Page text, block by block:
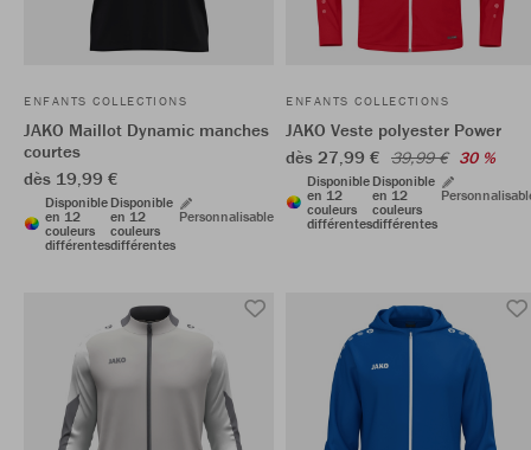
ENFANTS COLLECTIONS
JAKO Maillot Dynamic manches
courtes
dès 19,99 €
Disponible
en 12
couleurs
différentes
Disponible
en 12
couleurs
différentes
Personnalisable
ENFANTS COLLECTIONS
JAKO Veste polyester Power
dès 27,99 € 39,99 € 30 %
Disponible
en 12
couleurs
différentes
Disponible
en 12
couleurs
différentes